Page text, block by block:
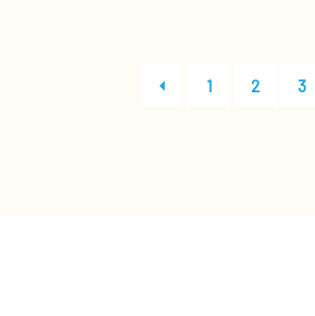
1 2 3